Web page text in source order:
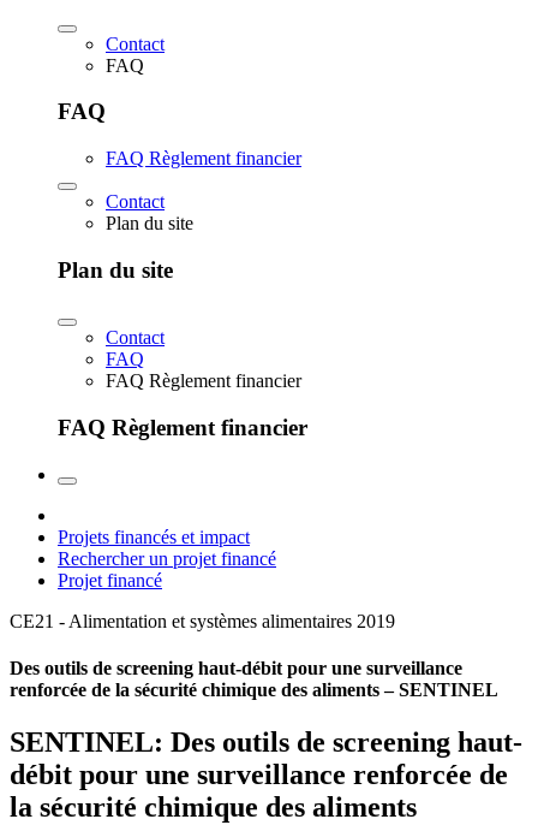
Contact
FAQ
FAQ
FAQ Règlement financier
Contact
Plan du site
Plan du site
Contact
FAQ
FAQ Règlement financier
FAQ Règlement financier
Projets financés et impact
Rechercher un projet financé
Projet financé
CE21 - Alimentation et systèmes alimentaires 2019
Des outils de screening haut-débit pour une surveillance
renforcée de la sécurité chimique des aliments – SENTINEL
SENTINEL: Des outils de screening haut-
débit pour une surveillance renforcée de
la sécurité chimique des aliments